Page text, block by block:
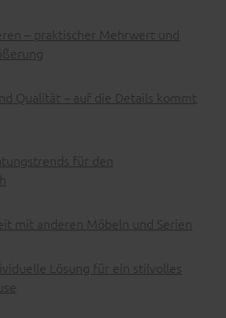
– praktischer Mehrwert und
Qualität – auf die Details kommt
für den
mit anderen Möbeln und Serien
Lösung für ein stilvolles